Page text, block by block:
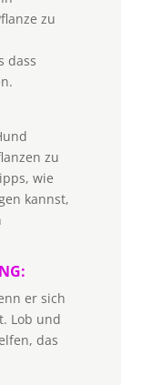
zu
dass
zu
wie
kannst,
er sich
Lob und
das